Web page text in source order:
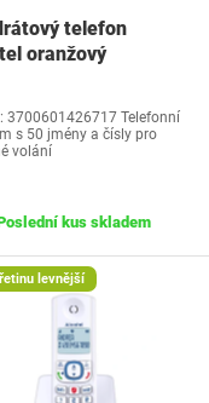
telefon
oranžový
3700601426717 Telefonní
s 50 jmény a čísly pro
volání
kus skladem
levnější